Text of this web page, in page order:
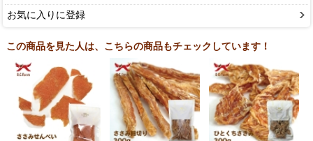
お気に入りに登録
この商品を見た人は、こちらの商品もチェックしています！